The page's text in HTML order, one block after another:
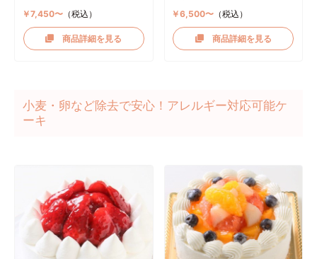
￥7,450〜（税込）
商品詳細を見る
￥6,500〜 （税込）
商品詳細を見る
小麦・卵など除去で安心！アレルギー対応可能ケ
ーキ